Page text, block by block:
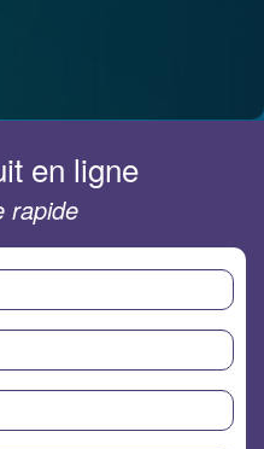
en ligne
rapide